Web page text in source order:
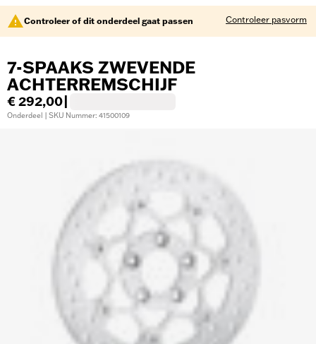
Controleer of dit onderdeel gaat passen Controleer pasvorm
7-SPAAKS ZWEVENDE
ACHTERREMSCHIJF
€ 292,00
Onderdeel | SKU Nummer: 41500109